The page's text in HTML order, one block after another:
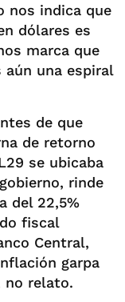
nos indica que
dólares es
marca que
aún una espiral
de que
de retorno
se ubicaba
rinde
del 22,5%
fiscal
Central,
garpa
no relato.